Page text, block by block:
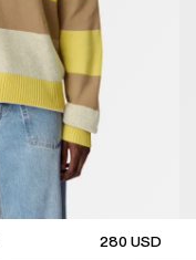
280USD